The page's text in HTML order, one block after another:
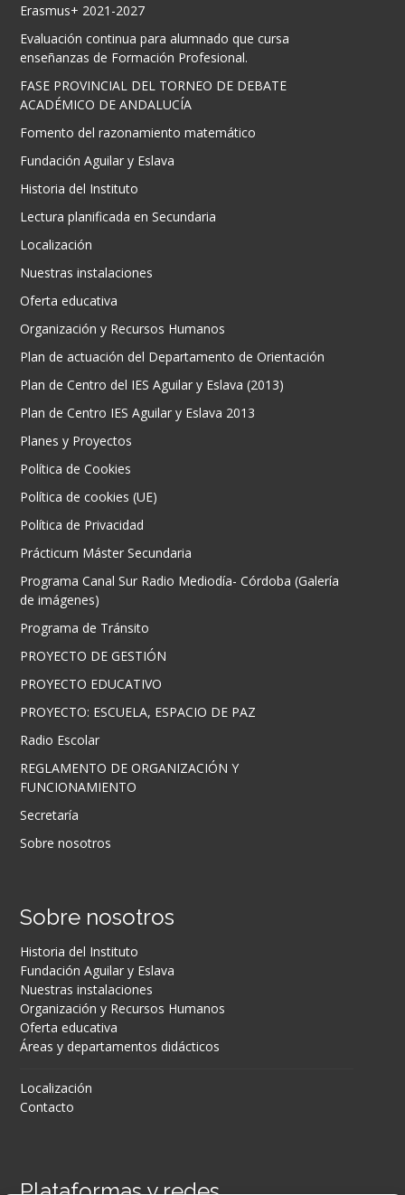
Erasmus+ 2021-2027
Evaluación continua para alumnado que cursa
enseñanzas de Formación Profesional.
FASE PROVINCIAL DEL TORNEO DE DEBATE
ACADÉMICO DE ANDALUCÍA
Fomento del razonamiento matemático
Fundación Aguilar y Eslava
Historia del Instituto
Lectura planificada en Secundaria
Localización
Nuestras instalaciones
Oferta educativa
Organización y Recursos Humanos
Plan de actuación del Departamento de Orientación
Plan de Centro del IES Aguilar y Eslava (2013)
Plan de Centro IES Aguilar y Eslava 2013
Planes y Proyectos
Política de Cookies
Política de cookies (UE)
Política de Privacidad
Prácticum Máster Secundaria
Programa Canal Sur Radio Mediodía- Córdoba (Galería
de imágenes)
Programa de Tránsito
PROYECTO DE GESTIÓN
PROYECTO EDUCATIVO
PROYECTO: ESCUELA, ESPACIO DE PAZ
Radio Escolar
REGLAMENTO DE ORGANIZACIÓN Y
FUNCIONAMIENTO
Secretaría
Sobre nosotros
Sobre nosotros
Historia del Instituto
Fundación Aguilar y Eslava
Nuestras instalaciones
Organización y Recursos Humanos
Oferta educativa
Áreas y departamentos didácticos
Localización
Contacto